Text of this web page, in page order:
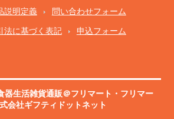
説明定義 問い合わせフォーム
法に基づく表記 申込フォーム
器生活雑貨通販＠フリマート ・ フリマー
式会社ギフティドットネット